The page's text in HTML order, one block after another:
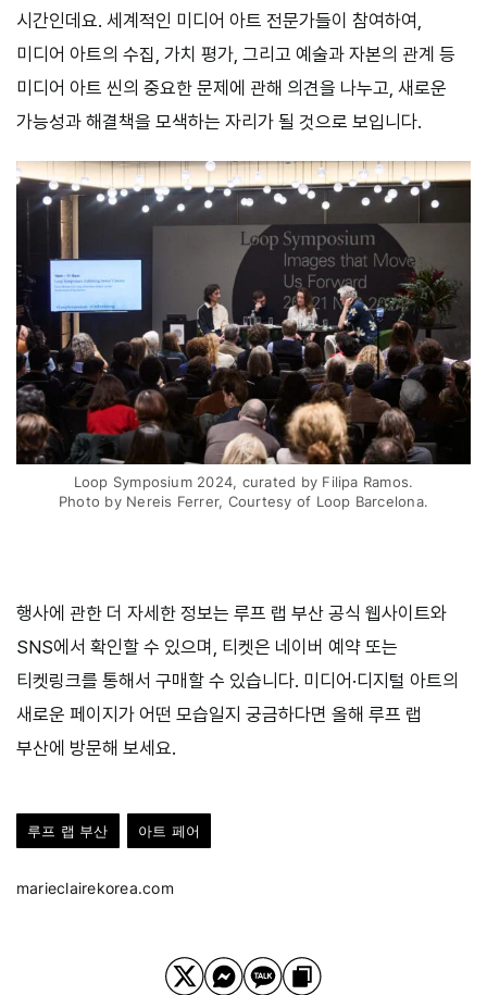
시간인데요. 세계적인 미디어 아트 전문가들이 참여하여,
미디어 아트의 수집, 가치 평가, 그리고 예술과 자본의 관계 등
미디어 아트 씬의 중요한 문제에 관해 의견을 나누고, 새로운
가능성과 해결책을 모색하는 자리가 될 것으로 보입니다.
Loop Symposium 2024, curated by Filipa Ramos.
Photo by Nereis Ferrer, Courtesy of Loop Barcelona.
행사에 관한 더 자세한 정보는 루프 랩 부산 공식 웹사이트와
SNS에서 확인할 수 있으며, 티켓은 네이버 예약 또는
티켓링크를 통해서 구매할 수 있습니다. 미디어·디지털 아트의
새로운 페이지가 어떤 모습일지 궁금하다면 올해 루프 랩
부산에 방문해 보세요.
루프 랩 부산 아트 페어
marieclairekorea.com